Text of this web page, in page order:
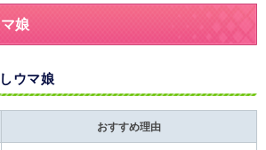
娘
ウマ娘​
おすすめ理由